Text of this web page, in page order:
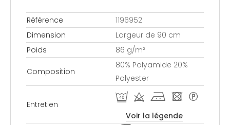
Référence
1196952
Dimension
Largeur de 90 cm
Poids
86 g/m²
Composition
80% Polyamide 20%
Polyester
Entretien
U d j - *
Voir la légende